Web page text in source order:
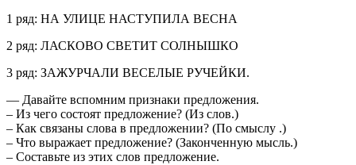
1 ряд: НА УЛИЦЕ НАСТУПИЛА ВЕСНА
2 ряд: ЛАСКОВО СВЕТИТ СОЛНЫШКО
3 ряд: ЗАЖУРЧАЛИ ВЕСЕЛЫЕ РУЧЕЙКИ.
— Давайте вспомним признаки предложения.
– Из чего состоят предложение? (Из слов.)
– Как связаны слова в предложении? (По смыслу .)
– Что выражает предложение? (Законченную мысль.)
– Составьте из этих слов предложение.